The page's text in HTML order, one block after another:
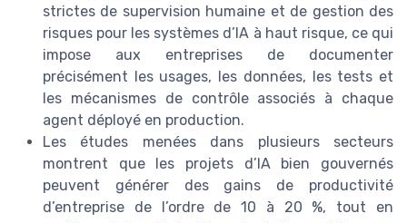
strictes de supervision humaine et de gestion des
risques pour les systèmes d’IA à haut risque, ce qui
impose aux entreprises de documenter
précisément les usages, les données, les tests et
les mécanismes de contrôle associés à chaque
agent déployé en production.
Les études menées dans plusieurs secteurs
montrent que les projets d’IA bien gouvernés
peuvent générer des gains de productivité
d’entreprise de l’ordre de 10 à 20 %, tout en